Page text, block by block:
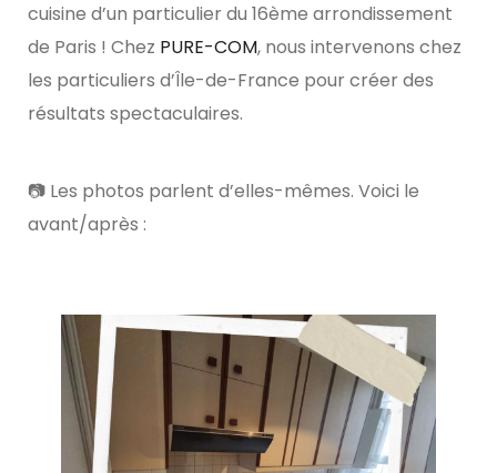
cuisine d’un particulier du 16ème arrondissement
de Paris ! Chez PURE-COM, nous intervenons chez
les particuliers d’Île-de-France pour créer des
résultats spectaculaires.
📷 Les photos parlent d’elles-mêmes. Voici le
avant/après :